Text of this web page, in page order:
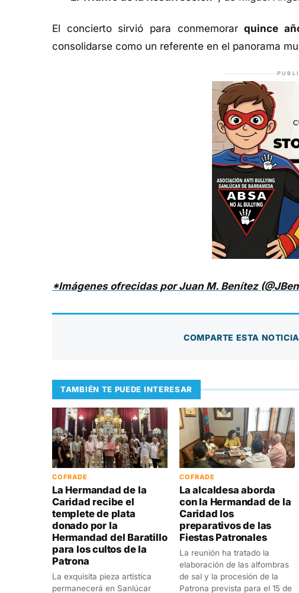
El concierto sirvió para conmemorarquince
consolidarse como un referente en el panorama
*Imágenes ofrecidas por Juan M. Benítez
COMPARTE ESTA NOTICIA
TAMBIÉN TE PUEDE INTERESAR
COFRADE
La Hermandad de la
Caridad recibe el
templete de plata
donado por la
Hermandad del Baratillo
para los cultos de la
Patrona
La exquisita pieza artística
permanecerá en Sanlúcar
COFRADE
La alcaldesa aborda
con la Hermandad de la
Caridad los
preparativos de las
Fiestas Patronales
La reunión ha tratado la
elaboración de las alfombras
de sal y la procesión de la
Patrona prevista para el 15 de